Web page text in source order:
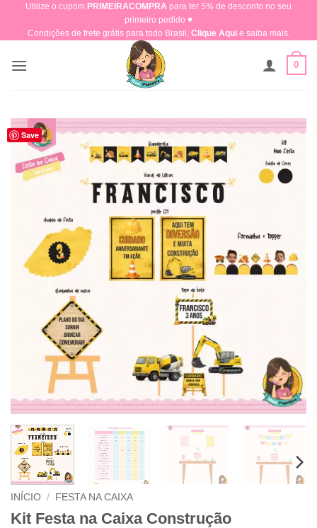
content
Utilize o cupom PRIMEIRACOMPRA para ter 5% de desconto no seu
primeiro pedido ♥​
Condições de frete grátis para todo Brasil, Clique Aquie saiba mais.
0
Save
INÍCIO / FESTA NA CAIXA
Kit Festa na Caixa Construção